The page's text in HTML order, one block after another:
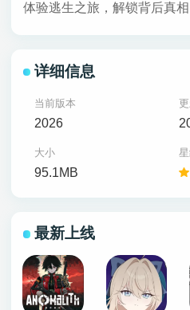
体验逃生之旅，解锁背后真相
详细信息
当前版本
2026
大小
95.1MB
最新上线